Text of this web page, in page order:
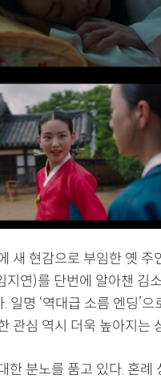
새 현감으로 부임한 옛 주
연)를 단번에 알아챈 김
명 ‘역대급 소름 엔딩’으
관심 역시 더욱 높아지는
한 분노를 품고 있다. 혼례